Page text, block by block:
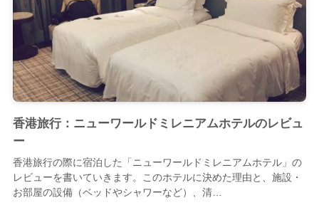
香港旅行：ニューワールドミレニアムホテルのレビュ
ー
香港旅行の際に宿泊した「ニューワールドミレニアムホテル」の
レビューを書いていきます。このホテルに決めた理由と、施設・
お部屋の設備（ベッドやシャワーなど）、清…